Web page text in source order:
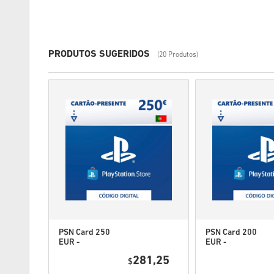
PRODUTOS SUGERIDOS (20 Produtos)
PSN Card 250
EUR -
Portugal
$281,25
PSN Card 200
EUR -
Portugal